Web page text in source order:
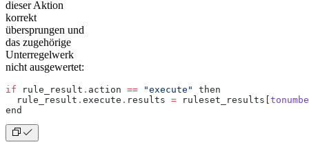
dieser Aktion
korrekt
übersprungen und
das zugehörige
Unterregelwerk
nicht ausgewertet:
if rule_result . action == "execute"
then
  rule_result
. execute . results = ruleset_results[
end